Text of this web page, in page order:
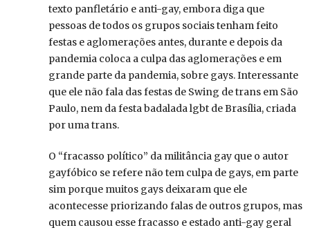
texto panfletário e anti-gay, embora diga que
pessoas de todos os grupos sociais tenham feito
festas e aglomerações antes, durante e depois da
pandemia coloca a culpa das aglomerações e em
grande parte da pandemia, sobre gays. Interessante
que ele não fala das festas de Swing de trans em São
Paulo, nem da festa badalada lgbt de Brasília, criada
por uma trans.
O “fracasso político” da militância gay que o autor
gayfóbico se refere não tem culpa de gays, em parte
sim porque muitos gays deixaram que ele
acontecesse priorizando falas de outros grupos, mas
quem causou esse fracasso e estado anti-gay geral